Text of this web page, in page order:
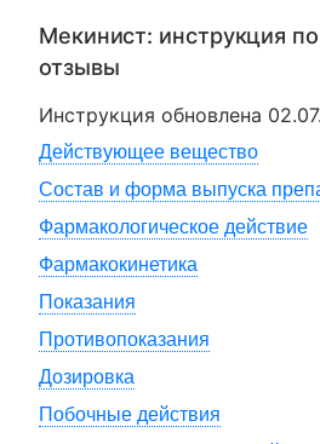
Мекинист: инструкция
отзывы
Инструкция обновлена
Действующее вещество
Состав и форма выпуска
Фармакологическое действие
Фармакокинетика
Показания
Противопоказания
Дозировка
Побочные действия